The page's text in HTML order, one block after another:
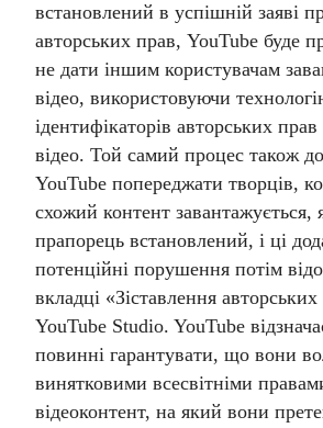
встановлений в успішній заяві
авторських прав, YouTube буде
не дати іншим користувачам
відео, використовуючи
ідентифікаторів авторських прав
відео. Той самий процес також
YouTube попереджати творців,
схожий контент завантажується,
прапорець встановлений, і ці
потенційні порушення потім
вкладці «Зіставлення
YouTube Studio. YouTube
повинні гарантувати, що вони
винятковими всесвітніми
відеоконтент, на який вони